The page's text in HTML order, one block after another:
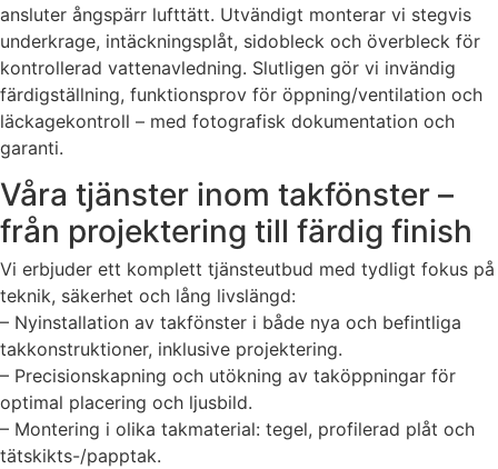
ansluter ångspärr lufttätt. Utvändigt monterar vi stegvis
underkrage, intäckningsplåt, sidobleck och överbleck för
kontrollerad vattenavledning. Slutligen gör vi invändig
färdigställning, funktionsprov för öppning/ventilation och
läckagekontroll – med fotografisk dokumentation och
garanti.
Våra tjänster inom takfönster –
från projektering till färdig finish
Vi erbjuder ett komplett tjänsteutbud med tydligt fokus på
teknik, säkerhet och lång livslängd:
– Nyinstallation av takfönster i både nya och befintliga
takkonstruktioner, inklusive projektering.
– Precisionskapning och utökning av taköppningar för
optimal placering och ljusbild.
– Montering i olika takmaterial: tegel, profilerad plåt och
tätskikts-/papptak.